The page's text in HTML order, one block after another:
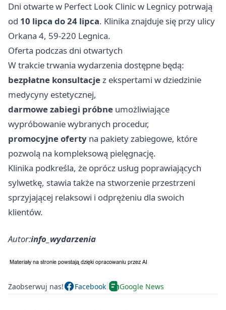
Dni otwarte w Perfect Look Clinic w Legnicy potrwają
od 10 lipca do 24 lipca. Klinika znajduje się przy ulicy
Orkana 4, 59-220 Legnica.
Oferta podczas dni otwartych
W trakcie trwania wydarzenia dostępne będą:
bezpłatne konsultacjez ekspertami w dziedzinie
medycyny estetycznej,
darmowe zabiegi próbne umożliwiające
wypróbowanie wybranych procedur,
promocyjne oferty na pakiety zabiegowe, które
pozwolą na kompleksową pielęgnację.
Klinika podkreśla, że oprócz usług poprawiających
sylwetkę, stawia także na stworzenie przestrzeni
sprzyjającej relaksowi i odprężeniu dla swoich
klientów.
Autor:info_wydarzenia
Zaobserwuj nas! Facebook Google News